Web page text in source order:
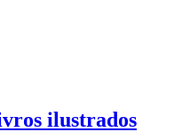
ilustrados